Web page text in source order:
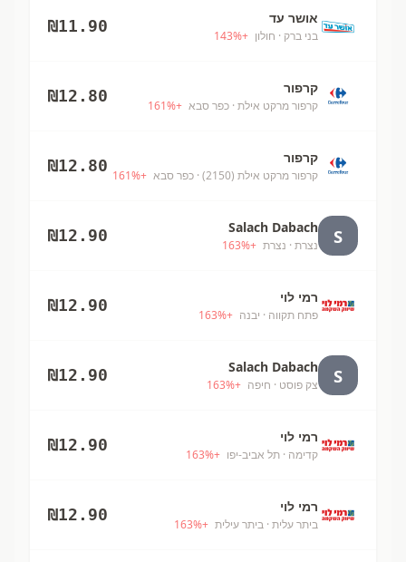
אושר עד
בני ברק · חולון +
143%
₪11.90
קרפור
קרפור מרקט אילת · כפר סבא +
161%
₪12.80
קרפור
קרפור מרקט אילת (2150) · כפר סבא +
161%
₪12.80
S
Salach Dabach
נצרת · נצרת +
163%
₪12.90
רמי לוי
פתח תקווה · יבנה +
163%
₪12.90
S
Salach Dabach
צק פוסט · חיפה +
163%
₪12.90
רמי לוי
קדימה · תל אביב-יפו +
163%
₪12.90
רמי לוי
ביתר עלית · ביתר עילית +
163%
₪12.90